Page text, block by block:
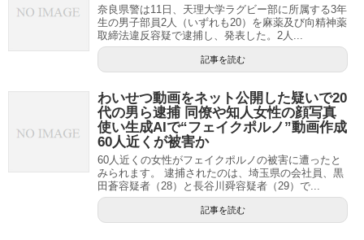
奈良県警は11日、天理大学ラグビー部に所属する3年
生の男子部員2人（いずれも20）を麻薬及び向精神薬
取締法違反容疑で逮捕し、発表した。2人...
記事を読む
わいせつ動画をネット公開した疑いで20
代の男ら逮捕 同僚や知人女性の顔写真
使い生成AIで“フェイクポルノ”動画作成
60人近くが被害か
60人近くの女性がフェイクポルノの被害に遭ったと
みられます。 逮捕されたのは、埼玉県の会社員、黒
田蒼容疑者（28）と長谷川舜容疑者（29）で...
記事を読む